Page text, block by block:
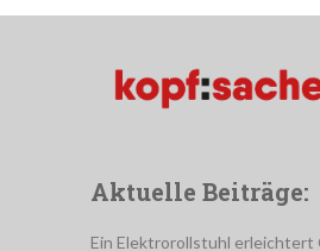
Aktuelle Beiträge:
Ein Elektrorollstuhl erleichtert